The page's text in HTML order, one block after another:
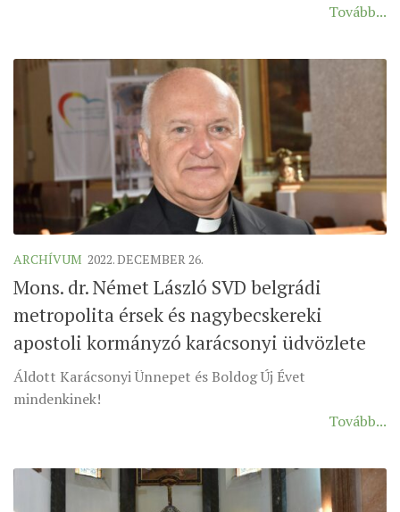
Tovább...
ARCHÍVUM 2022. DECEMBER 26.
Mons. dr. Német László SVD belgrádi
metropolita érsek és nagybecskereki
apostoli kormányzó karácsonyi üdvözlete
Áldott Karácsonyi Ünnepet és Boldog Új Évet
mindenkinek!
Tovább...